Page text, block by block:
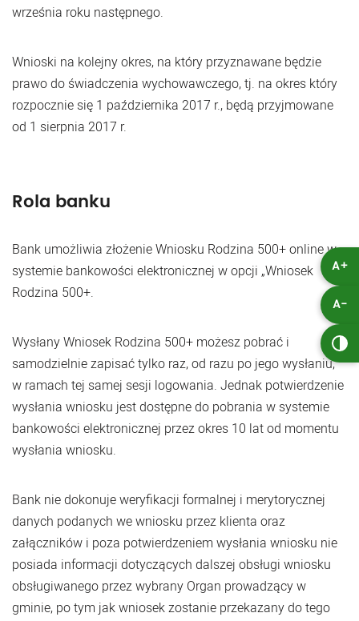
A+
A-
września roku następnego.
Wnioski na kolejny okres, na który przyznawane będzie
prawo do świadczenia wychowawczego, tj. na okres który
rozpocznie się 1 października 2017 r., będą przyjmowane
od 1 sierpnia 2017 r.
Rola banku
Bank umożliwia złożenie Wniosku Rodzina 500+ online w
systemie bankowości elektronicznej w opcji „Wniosek
Rodzina 500+.
Wysłany Wniosek Rodzina 500+ możesz pobrać i
samodzielnie zapisać tylko raz, od razu po jego wysłaniu,
w ramach tej samej sesji logowania. Jednak potwierdzenie
wysłania wniosku jest dostępne do pobrania w systemie
bankowości elektronicznej przez okres 10 lat od momentu
wysłania wniosku.
Bank nie dokonuje weryfikacji formalnej i merytorycznej
danych podanych we wniosku przez klienta oraz
załączników i poza potwierdzeniem wysłania wniosku nie
posiada informacji dotyczących dalszej obsługi wniosku
obsługiwanego przez wybrany Organ prowadzący w
gminie, po tym jak wniosek zostanie przekazany do tego